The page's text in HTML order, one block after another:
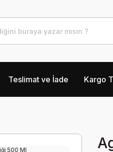
Teslimat ve İade Kargo